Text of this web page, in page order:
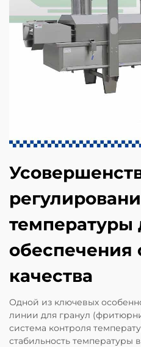
температуры
обеспечения
качества
Одной из ключевых
линии для гранул
система контроля
стабильность температуры